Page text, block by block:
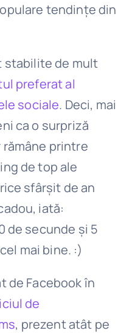
tendințe din
stabilite de mult
preferat al
sociale. Deci, mai
ca o surpriză
printre
de top ale
sfârșit de an
iată:
de secunde și 5
mai bine. :)
de Facebook în
de
, prezent atât pe